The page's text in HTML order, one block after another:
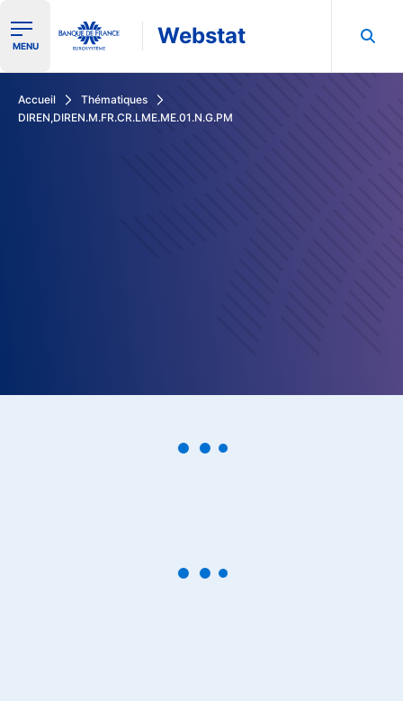
Ouvrir le menu de navigation
MENU Webstat
Accueil
Thématiques
DIREN,DIREN.M.FR.CR.LME.ME.01.N.G.PM